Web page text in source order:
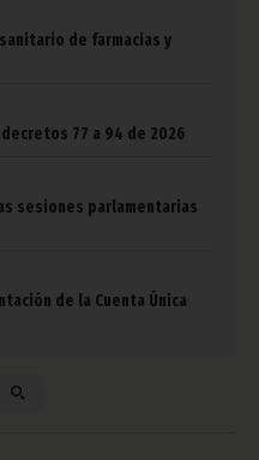
de farmacias y
77 a 94 de 2026
sesiones parlamentarias
de la Cuenta Única